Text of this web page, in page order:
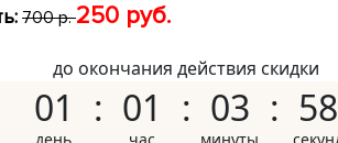
700 р.250 руб.
до окончания действия скидки
01 01 03 57